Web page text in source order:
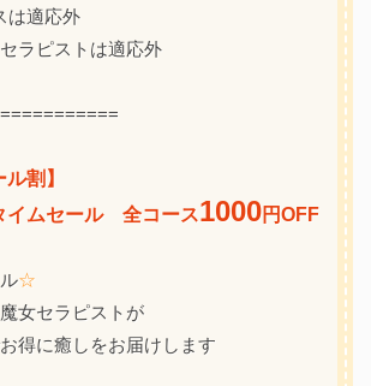
は適応外
ラピストは適応外
割】
イムセール 全コース1000円OFF
☆
女セラピストが
得に癒しをお届けします